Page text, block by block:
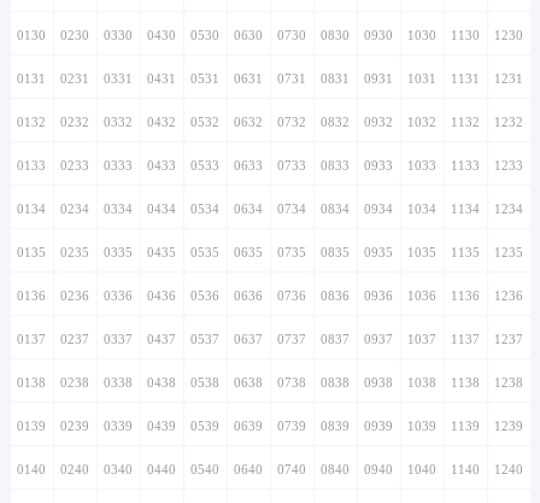
0130 0230 0330 0430 0530 0630 0730 0830 0930 1030 1130 1230
0131 0231 0331 0431 0531 0631 0731 0831 0931 1031 1131 1231
0132 0232 0332 0432 0532 0632 0732 0832 0932 1032 1132 1232
0133 0233 0333 0433 0533 0633 0733 0833 0933 1033 1133 1233
0134 0234 0334 0434 0534 0634 0734 0834 0934 1034 1134 1234
0135 0235 0335 0435 0535 0635 0735 0835 0935 1035 1135 1235
0136 0236 0336 0436 0536 0636 0736 0836 0936 1036 1136 1236
0137 0237 0337 0437 0537 0637 0737 0837 0937 1037 1137 1237
0138 0238 0338 0438 0538 0638 0738 0838 0938 1038 1138 1238
0139 0239 0339 0439 0539 0639 0739 0839 0939 1039 1139 1239
0140 0240 0340 0440 0540 0640 0740 0840 0940 1040 1140 1240